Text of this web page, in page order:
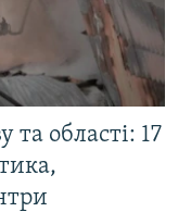
області: 17